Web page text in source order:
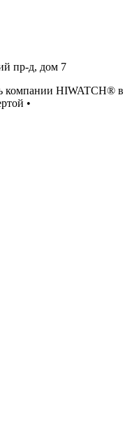
пр-д, дом 7
компании HIWATCH® в
•